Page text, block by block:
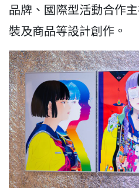
品牌、國際型活動合作
裝及商品等設計創作。